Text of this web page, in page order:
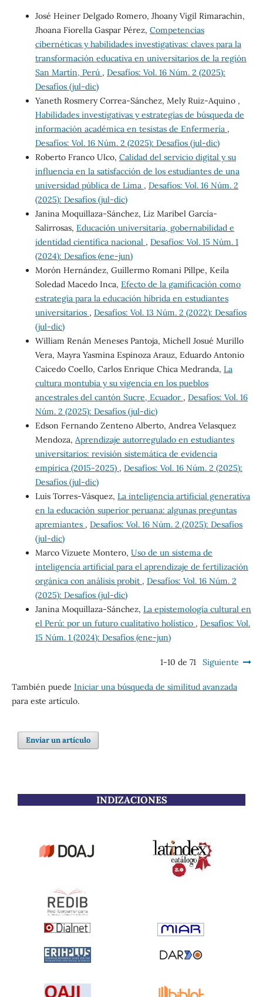
José Heiner Delgado Romero, Jhoany Vigil Rimarachin,
Jhoana Fiorella Gaspar Pérez, Competencias
cibernéticas y habilidades investigativas: claves para la
transformación educativa en universitarios de la región
San Martín, Perú , Desafíos: Vol. 16 Núm. 2 (2025):
Desafíos (jul-dic)
Yaneth Rosmery Correa-Sánchez, Mely Ruiz-Aquino ,
Habilidades investigativas y estrategias de búsqueda de
información académica en tesistas de Enfermería ,
Desafíos: Vol. 16 Núm. 2 (2025): Desafíos (jul-dic)
Roberto Franco Ulco, Calidad del servicio digital y su
influencia en la satisfacción de los estudiantes de una
universidad pública de Lima , Desafíos: Vol. 16 Núm. 2
(2025): Desafíos (jul-dic)
Janina Moquillaza-Sánchez, Liz Maribel García-
Salirrosas, Educación universitaria, gobernabilidad e
identidad científica nacional , Desafíos: Vol. 15 Núm. 1
(2024): Desafíos (ene-jun)
Morón Hernández, Guillermo Romani Pillpe, Keila
Soledad Macedo Inca, Efecto de la gamificación como
estrategia para la educación híbrida en estudiantes
universitarios , Desafíos: Vol. 13 Núm. 2 (2022): Desafíos
(jul-dic)
William Renán Meneses Pantoja, Michell Josué Murillo
Vera, Mayra Yasmina Espinoza Arauz, Eduardo Antonio
Caicedo Coello, Carlos Enrique Chica Medranda, La
cultura montubia y su vigencia en los pueblos
ancestrales del cantón Sucre, Ecuador , Desafíos: Vol. 16
Núm. 2 (2025): Desafíos (jul-dic)
Edson Fernando Zenteno Alberto, Andrea Velasquez
Mendoza, Aprendizaje autorregulado en estudiantes
universitarios: revisión sistemática de evidencia
empírica (2015-2025) , Desafíos: Vol. 16 Núm. 2 (2025):
Desafíos (jul-dic)
Luis Torres-Vásquez, La inteligencia artificial generativa
en la educación superior peruana: algunas preguntas
apremiantes , Desafíos: Vol. 16 Núm. 2 (2025): Desafíos
(jul-dic)
Marco Vizuete Montero, Uso de un sistema de
inteligencia artificial para el aprendizaje de fertilización
orgánica con análisis probit , Desafíos: Vol. 16 Núm. 2
(2025): Desafíos (jul-dic)
Janina Moquillaza-Sánchez, La epistemología cultural en
el Perú: por un futuro cualitativo holístico , Desafíos: Vol.
15 Núm. 1 (2024): Desafíos (ene-jun)
1-10 de 71 Siguiente
También puede Iniciar una búsqueda de similitud avanzada
para este artículo.
Enviar un artículo
INDIZACIONES